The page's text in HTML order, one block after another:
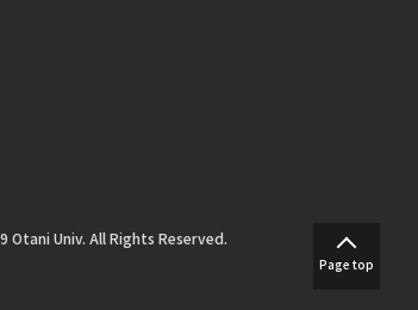
Otani Univ. All Rights Reserved.
Page top